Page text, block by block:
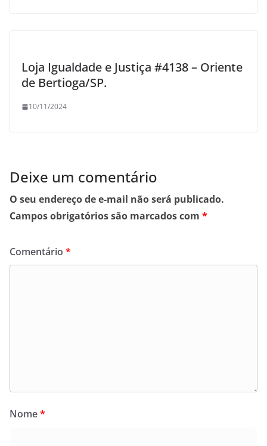
Loja Igualdade e Justiça #4138 – Oriente
de Bertioga/SP.
10/11/2024
Deixe um comentário
O seu endereço de e-mail não será publicado.
Campos obrigatórios são marcados com *
Comentário *
Nome*